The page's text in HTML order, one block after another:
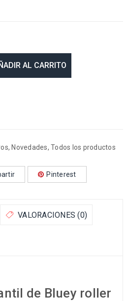
AL CARRITO
, Novedades, Todos los productos
Pinterest
VALORACIONES (0)
de Bluey roller